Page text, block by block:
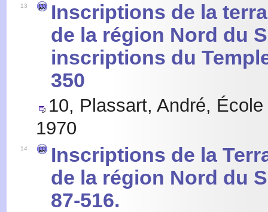
13
Inscriptions de la
de la région Nord du
inscriptions du
350
10, Plassart, André,
1970
14
Inscriptions de la
de la région Nord du
87-516.